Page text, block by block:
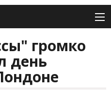
громко
день